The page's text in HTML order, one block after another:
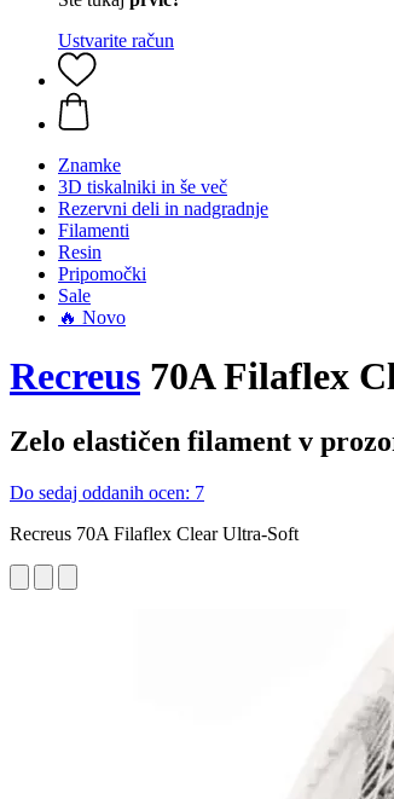
Ustvarite račun
Znamke
3D tiskalniki in še več
Rezervni deli in nadgradnje
Filamenti
Resin
Pripomočki
Sale
🔥 Novo
Recreus 70A Filaflex
Zelo elastičen filament v
Do sedaj oddanih ocen: 7
Recreus 70A Filaflex Clear Ultra-Soft